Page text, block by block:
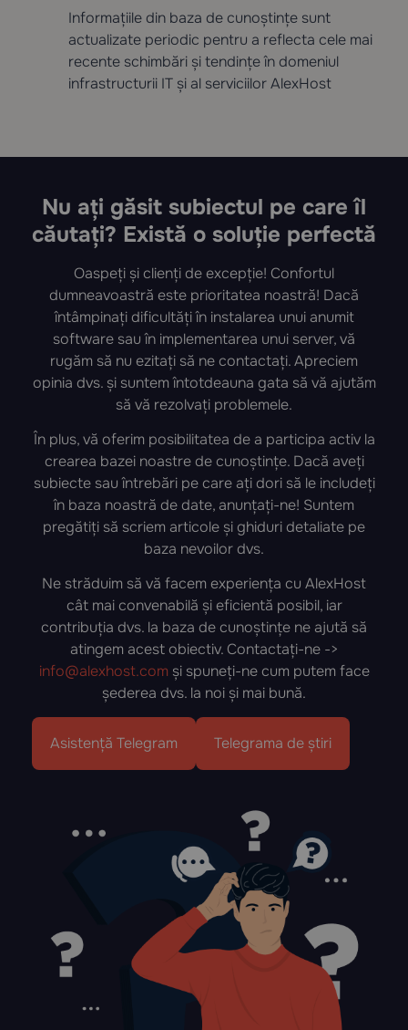
Informațiile din baza de cunoștințe sunt
actualizate periodic pentru a reflecta cele mai
recente schimbări și tendințe în domeniul
infrastructurii IT și al serviciilor AlexHost
Nu ați găsit subiectul pe care îl
căutați? Există o soluție perfectă
Oaspeți și clienți de excepție! Confortul
dumneavoastră este prioritatea noastră! Dacă
întâmpinați dificultăți în instalarea unui anumit
software sau în implementarea unui server, vă
rugăm să nu ezitați să ne contactați. Apreciem
opinia dvs. și suntem întotdeauna gata să vă ajutăm
să vă rezolvați problemele.
În plus, vă oferim posibilitatea de a participa activ la
crearea bazei noastre de cunoștințe. Dacă aveți
subiecte sau întrebări pe care ați dori să le includeți
în baza noastră de date, anunțați-ne! Suntem
pregătiți să scriem articole și ghiduri detaliate pe
baza nevoilor dvs.
Ne străduim să vă facem experiența cu AlexHost
cât mai convenabilă și eficientă posibil, iar
contribuția dvs. la baza de cunoștințe ne ajută să
atingem acest obiectiv. Contactați-ne ->
info@alexhost.com și spuneți-ne cum putem face
șederea dvs. la noi și mai bună.
Asistență Telegram Telegrama de știri